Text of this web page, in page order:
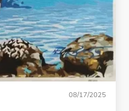
08/17/2025